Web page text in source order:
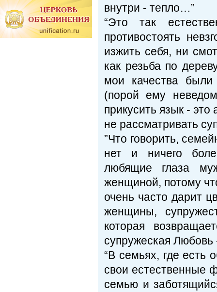
внутри - тепло…”
“Это так
противостоять
изжить себя, ни
как резьба по
мои качества
(порой ему
прикусить язык -
не рассматривать
”Что говорить,
нет и ничего
любящие глаза
женщиной, потому
очень часто дарит
женщины,
которая
супружеская
“В семьях, где есть
свои естественные
семью и